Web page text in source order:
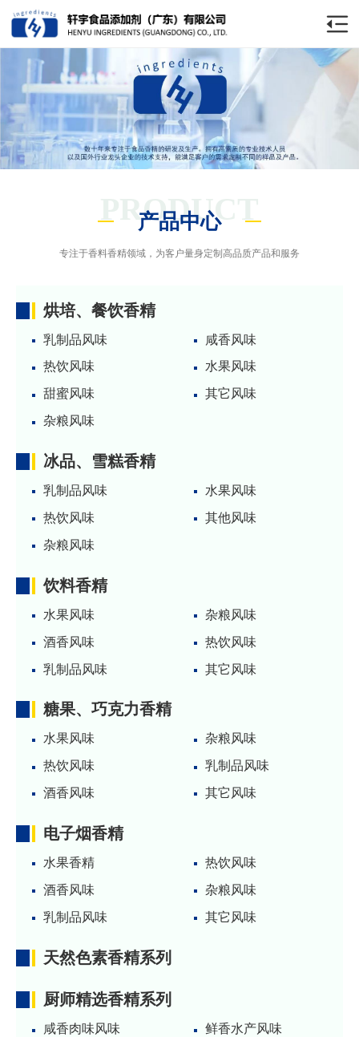
PRODUCT
产品中心
专注于香料香精领域，为客户量身定制高品质产品和服务
烘培、餐饮香精
乳制品风味
咸香风味
热饮风味
水果风味
甜蜜风味
其它风味
杂粮风味
冰品、雪糕香精
乳制品风味
水果风味
热饮风味
其他风味
杂粮风味
饮料香精
水果风味
杂粮风味
酒香风味
热饮风味
乳制品风味
其它风味
糖果、巧克力香精
水果风味
杂粮风味
热饮风味
乳制品风味
酒香风味
其它风味
电子烟香精
水果香精
热饮风味
酒香风味
杂粮风味
乳制品风味
其它风味
天然色素香精系列
厨师精选香精系列
咸香肉味风味
鲜香水产风味